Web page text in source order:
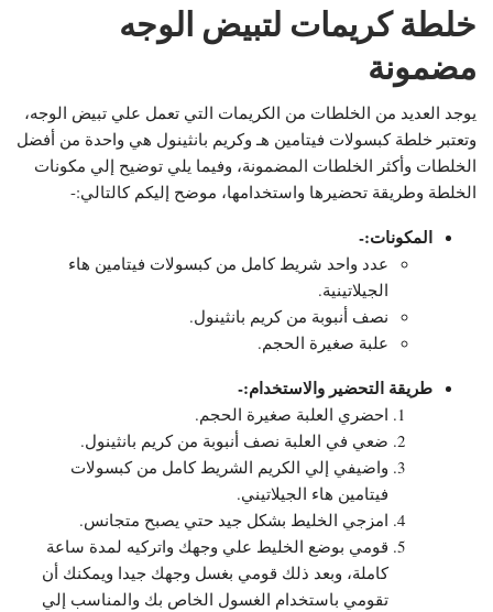
خلطة كريمات لتبيض الوجه
مضمونة
يوجد العديد من الخلطات من الكريمات التي تعمل علي تبيض الوجه،
وتعتبر خلطة كبسولات فيتامين هـ وكريم بانثينول هي واحدة من أفضل
الخلطات وأكثر الخلطات المضمونة، وفيما يلي توضيح إلي مكونات
الخلطة وطريقة تحضيرها واستخدامها، موضح إليكم كالتالي:-
المكونات:-
عدد واحد شريط كامل من كبسولات فيتامين هاء
الجيلاتينية.
نصف أنبوبة من كريم بانثينول.
علبة صغيرة الحجم.
طريقة التحضير والاستخدام:-
احضري العلبة صغيرة الحجم.
ضعي في العلبة نصف أنبوبة من كريم بانثينول.
واضيفي إلي الكريم الشريط كامل من كبسولات
فيتامين هاء الجيلاتيني.
امزجي الخليط بشكل جيد حتي يصبح متجانس.
قومي بوضع الخليط علي وجهك واتركيه لمدة ساعة
كاملة، وبعد ذلك قومي بغسل وجهك جيدا ويمكنك أن
تقومي باستخدام الغسول الخاص بك والمناسب إلي